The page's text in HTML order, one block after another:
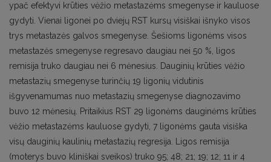
ypač efektyvi krūties vėžio metastazėms smegenyse ir kauluose
gydyti. Vienai ligonei po dviejų RST kursų visiškai išnyko visos
trys metastazės galvos smegenyse. Šešioms ligonėms visos
metastazės smegenyse regresavo daugiau nei 50 %, ligos
remisija truko daugiau nei 6 mėnesius. Dauginių krūties vėžio
metastazių smegenyse turinčių 19 ligonių vidutinis
išgyvenamumas nuo metastazių smegenyse diagnozavimo
buvo 12 mėnesių. Pritaikius RST 29 ligonėms dauginėms krūties
vėžio metastazėms kauluose gydyti, 7 ligonėms gauta visiška
visų dauginių kaulinių metastazių regresija. Ligos remisija
(moterys buvo kliniškai sveikos) truko 95; 48; 21; 19; 12; 11 ir 4